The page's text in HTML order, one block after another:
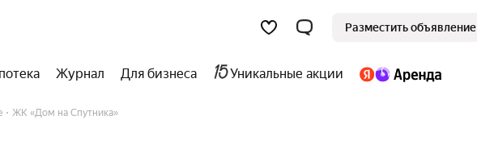
Разместить объявление
Журнал Для бизнеса Уникальные акции
ЖК «Дом на Спутника»